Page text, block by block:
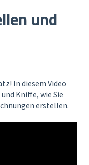
und
In diesem Video
Kniffe, wie Sie
erstellen.